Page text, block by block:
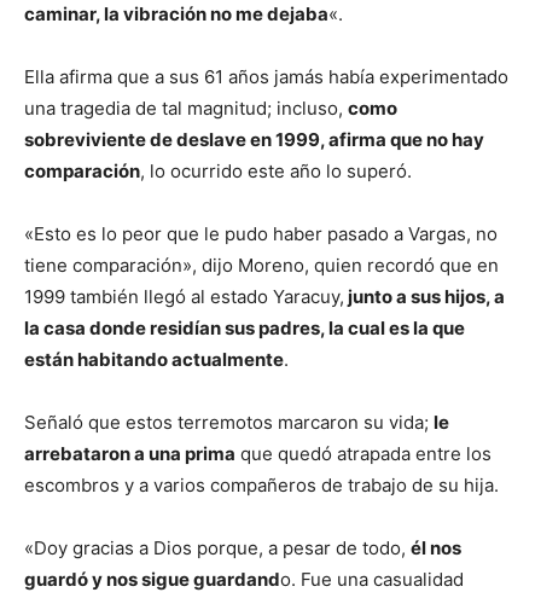
caminar, la vibración no me dejaba«.
Ella afirma que a sus 61 años jamás había experimentado
una tragedia de tal magnitud; incluso, como
sobreviviente de deslave en 1999, afirma que no hay
comparación, lo ocurrido este año lo superó.
«Esto es lo peor que le pudo haber pasado a Vargas, no
tiene comparación», dijo Moreno, quien recordó que en
1999 también llegó al estado Yaracuy, junto a sus hijos, a
la casa donde residían sus padres, la cual es la que
están habitando actualmente.
Señaló que estos terremotos marcaron su vida; le
arrebataron a una prima que quedó atrapada entre los
escombros y a varios compañeros de trabajo de su hija.
«Doy gracias a Dios porque, a pesar de todo, él nos
guardó y nos sigue guardando. Fue una casualidad